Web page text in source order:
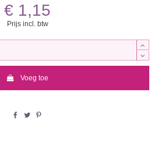
€ 1,15
Prijs incl. btw
Voeg toe